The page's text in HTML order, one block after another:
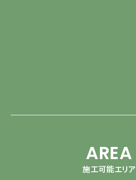
AREA
施工可能エリア